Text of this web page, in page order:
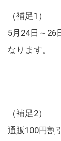
（補足1）
5月24日～26
なります。
（補足2）
通販100円割